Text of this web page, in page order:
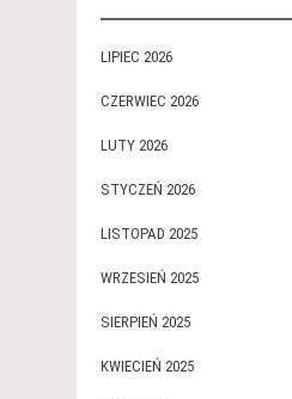
LIPIEC 2026
CZERWIEC 2026
LUTY 2026
STYCZEŃ 2026
LISTOPAD 2025
WRZESIEŃ 2025
SIERPIEŃ 2025
KWIECIEŃ 2025